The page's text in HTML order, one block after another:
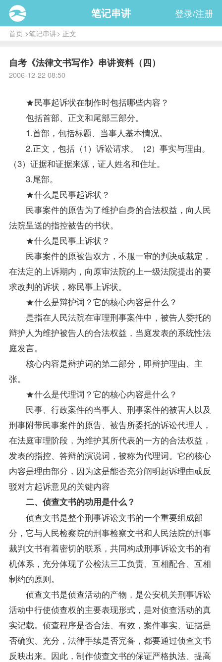
笔记串讲 登录/注册
首页>笔记串讲> 正文
自考《法律文书写作》串讲资料（四）
2006-12-22 08:50
★民事起诉状在制作时包括哪些内容？
包括首部、正文和尾部三部分。
1.首部，包括标题、当事人基本情况。
2.正文，包括（1）诉讼请求。（2）事实与理由。
（3）证据和证据来源，证人姓名和住址。
3.尾部。
★什么是民事起诉状？
民事案件的原告为了维护自身的合法权益，向人民
法院呈送的指控被告的书状。
★什么是民事上诉状？
民事案件的原被告双方，不服一审的判决或裁定，
在法定的上诉期内，向原审法院的上一级法院提出的要
求改判的诉状，称民事上诉状。
★什么是辩护词？它的核心内容是什么？
是指在人民法院在审理刑事案件中，被告人委托的
辩护人为维护被告人的合法权益，当庭发表的系统性法
庭发言。
核心内容是辩护词的第二部分，即辩护理由、主
张。
★什么是代理词？它的核心内容是什么？
民事、行政案件的当事人、刑事案件的被害人以及
刑事附带民事案件的原告、被告所委托的诉讼代理人，
在法庭审理阶段，为维护其所代表的一方的合法权益，
发表的指控、答辩的演说词，被称为代理词。它的核心
内容是理由部分，因为这是能否充分阐明起诉理由或反
驳对方起诉意见的关键内容
二、侦查文书的功用是什么？
侦查文书是整个刑事诉讼文书的一个重要组成部
分，它与人民检察院的刑事检察文书和人民法院的刑事
裁判文书有着密切的联系，共同构成刑事诉讼文书的有
机体系，充分体现了公检法三工负责、互相配合、互相
制约的原则。
侦查文书是侦查活动的产物，是公安机关刑事诉讼
活动中行使侦查权的主要表现形式，是对侦查活动的真
实记载。侦查程序是否合法、有效，案件事实、证据是
否确实、充分，法律手续是否完备，都要通过侦查文书
反映出来。因此，制作侦查文书的保证严格执法、提高